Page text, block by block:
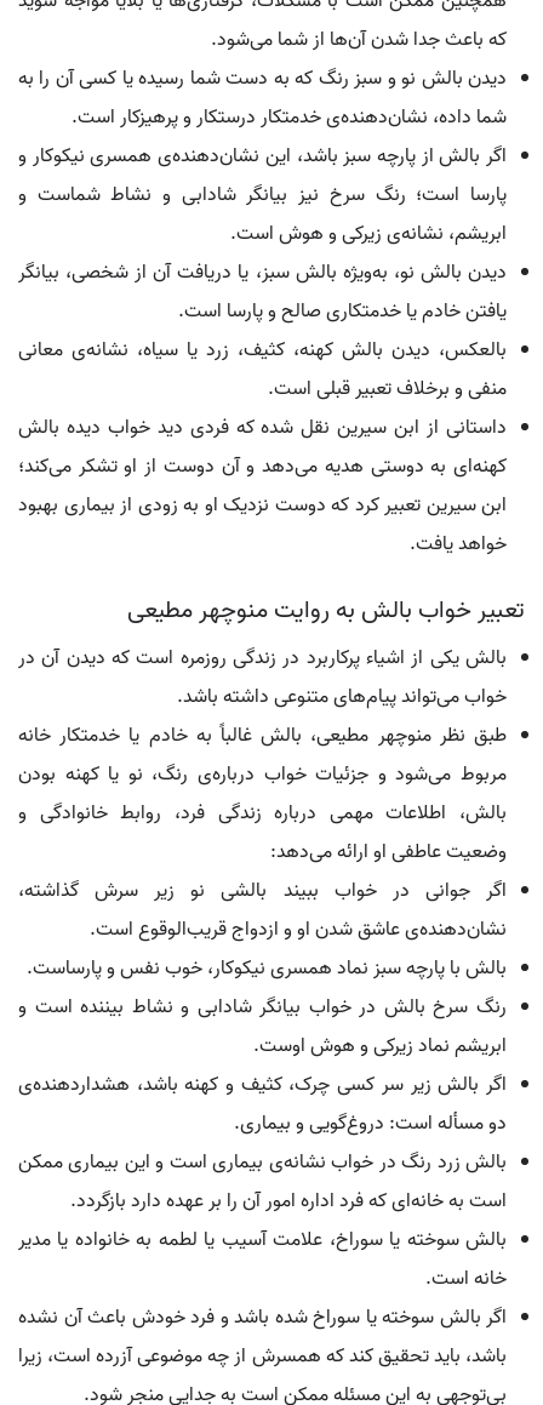
که باعث جدا شدن آن‌ها از شما می‌شود.
دیدن بالش نو و سبز رنگ که به دست شما رسیده یا کسی آن را به
شما داده، نشان‌دهنده‌ی خدمتکار درستکار و پرهیزکار است.
اگر بالش از پارچه سبز باشد، این نشان‌دهنده‌ی همسری نیکوکار و
پارسا است؛ رنگ سرخ نیز بیانگر شادابی و نشاط شماست و
ابریشم، نشانه‌ی زیرکی و هوش است.
دیدن بالش نو، به‌ویژه بالش سبز، یا دریافت آن از شخصی، بیانگر
یافتن خادم یا خدمتکاری صالح و پارسا است.
بالعکس، دیدن بالش کهنه، کثیف، زرد یا سیاه، نشانه‌ی معانی
منفی و برخلاف تعبیر قبلی است.
داستانی از ابن سیرین نقل شده که فردی دید خواب دیده بالش
کهنه‌ای به دوستی هدیه می‌دهد و آن دوست از او تشکر می‌کند؛
ابن سیرین تعبیر کرد که دوست نزدیک او به زودی از بیماری بهبود
خواهد یافت.
تعبیر خواب بالش به روایت منوچهر مطیعی
بالش یکی از اشیاء پرکاربرد در زندگی روزمره است که دیدن آن در
خواب می‌تواند پیام‌های متنوعی داشته باشد.
طبق نظر منوچهر مطیعی، بالش غالباً به خادم یا خدمتکار خانه
مربوط می‌شود و جزئیات خواب درباره‌ی رنگ، نو یا کهنه بودن
بالش، اطلاعات مهمی درباره زندگی فرد، روابط خانوادگی و
وضعیت عاطفی او ارائه می‌دهد:
اگر جوانی در خواب ببیند بالشی نو زیر سرش گذاشته،
نشان‌دهنده‌ی عاشق شدن او و ازدواج قریب‌الوقوع است.
بالش با پارچه سبز نماد همسری نیکوکار، خوب نفس و پارساست.
رنگ سرخ بالش در خواب بیانگر شادابی و نشاط بیننده است و
ابریشم نماد زیرکی و هوش اوست.
اگر بالش زیر سر کسی چرک، کثیف و کهنه باشد، هشداردهنده‌ی
دو مسأله است: دروغ‌گویی و بیماری.
بالش زرد رنگ در خواب نشانه‌ی بیماری است و این بیماری ممکن
است به خانه‌ای که فرد اداره امور آن را بر عهده دارد بازگردد.
بالش سوخته یا سوراخ، علامت آسیب یا لطمه به خانواده یا مدیر
خانه است.
اگر بالش سوخته یا سوراخ شده باشد و فرد خودش باعث آن نشده
باشد، باید تحقیق کند که همسرش از چه موضوعی آزرده است، زیرا
بی‌توجهی به این مسئله ممکن است به جدایی منجر شود.